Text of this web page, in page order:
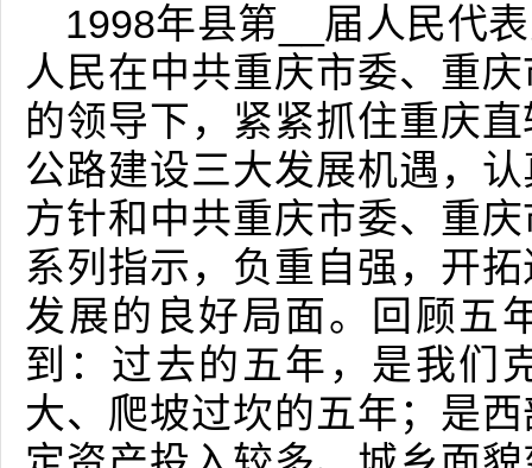
1998年县第__届人民代
人民在中共重庆市委、重
的领导下，紧紧抓住重庆
公路建设三大发展机遇，
方针和中共重庆市委、重
系列指示，负重自强，开
发展的良好局面。回顾五
到：过去的五年，是我们
大、爬坡过坎的五年；是